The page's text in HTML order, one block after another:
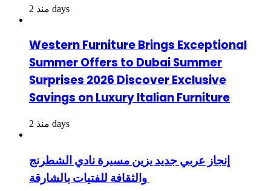
منذ 2 days
Western Furniture Brings Exceptional
Summer Offers to Dubai Summer
Surprises 2026 Discover Exclusive
Savings on Luxury Italian Furniture
منذ 2 days
إنجاز عربي جديد يزين مسيرة نادي الشطرنج